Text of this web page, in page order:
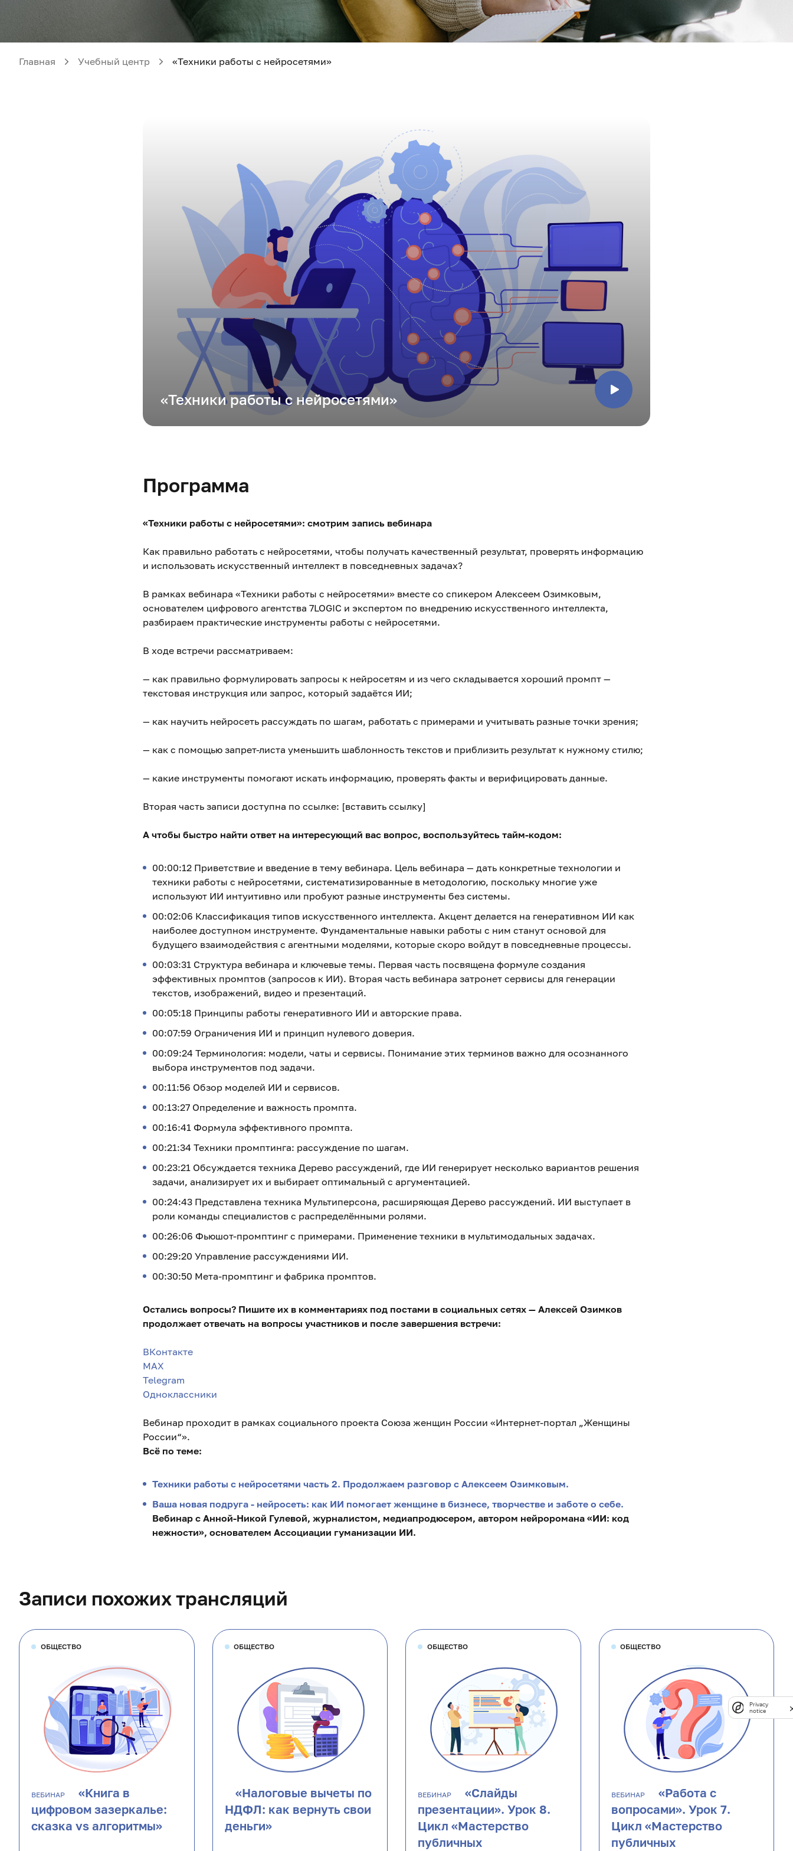
Главная Учебный центр «Техники работы с нейросетями»
«Техники работы с нейросетями»
Программа
«Техники работы с нейросетями»: смотрим запись вебинара
Как правильно работать с нейросетями, чтобы получать качественный результат, проверять информацию
и использовать искусственный интеллект в повседневных задачах?
В рамках вебинара «Техники работы с нейросетями» вместе со спикером Алексеем Озимковым,
основателем цифрового агентства 7LOGIC и экспертом по внедрению искусственного интеллекта,
разбираем практические инструменты работы с нейросетями.
В ходе встречи рассматриваем:
— как правильно формулировать запросы к нейросетям и из чего складывается хороший промпт —
текстовая инструкция или запрос, который задаётся ИИ;
— как научить нейросеть рассуждать по шагам, работать с примерами и учитывать разные точки зрения;
— как с помощью запрет-листа уменьшить шаблонность текстов и приблизить результат к нужному стилю;
— какие инструменты помогают искать информацию, проверять факты и верифицировать данные.
Вторая часть записи доступна по ссылке: [вставить ссылку]
А чтобы быстро найти ответ на интересующий вас вопрос, воспользуйтесь тайм-кодом:
00:00:12 Приветствие и введение в тему вебинара. Цель вебинара — дать конкретные технологии и
техники работы с нейросетями, систематизированные в методологию, поскольку многие уже
используют ИИ интуитивно или пробуют разные инструменты без системы.
00:02:06 Классификация типов искусственного интеллекта. Акцент делается на генеративном ИИ как
наиболее доступном инструменте. Фундаментальные навыки работы с ним станут основой для
будущего взаимодействия с агентными моделями, которые скоро войдут в повседневные процессы.
00:03:31 Структура вебинара и ключевые темы. Первая часть посвящена формуле создания
эффективных промптов (запросов к ИИ). Вторая часть вебинара затронет сервисы для генерации
текстов, изображений, видео и презентаций.
00:05:18 Принципы работы генеративного ИИ и авторские права.
00:07:59 Ограничения ИИ и принцип нулевого доверия.
00:09:24 Терминология: модели, чаты и сервисы. Понимание этих терминов важно для осознанного
выбора инструментов под задачи.
00:11:56 Обзор моделей ИИ и сервисов.
00:13:27 Определение и важность промпта.
00:16:41 Формула эффективного промпта.
00:21:34 Техники промптинга: рассуждение по шагам.
00:23:21 Обсуждается техника Дерево рассуждений, где ИИ генерирует несколько вариантов решения
задачи, анализирует их и выбирает оптимальный с аргументацией.
00:24:43 Представлена техника Мультиперсона, расширяющая Дерево рассуждений. ИИ выступает в
роли команды специалистов с распределёнными ролями.
00:26:06 Фьюшот-промптинг с примерами. Применение техники в мультимодальных задачах.
00:29:20 Управление рассуждениями ИИ.
00:30:50 Мета-промптинг и фабрика промптов.
Остались вопросы? Пишите их в комментариях под постами в социальных сетях — Алексей Озимков
продолжает отвечать на вопросы участников и после завершения встречи:
ВКонтакте
MAX
Telegram
Одноклассники
Вебинар проходит в рамках социального проекта Союза женщин России «Интернет-портал „Женщины
России“».
Всё по теме:
Техники работы с нейросетями часть 2. Продолжаем разговор с Алексеем Озимковым.
Ваша новая подруга - нейросеть: как ИИ помогает женщине в бизнесе, творчестве и заботе о себе.
Вебинар с Анной-Никой Гулевой, журналистом, медиапродюсером, автором нейроромана «ИИ: код
нежности», основателем Ассоциации гуманизации ИИ.
Записи похожих трансляций
ОБЩЕСТВО
ВЕБИНАР
«Книга в
цифровом зазеркалье:
сказка vs алгоритмы»
ОБЩЕСТВО
«Налоговые вычеты по
НДФЛ: как вернуть свои
деньги»
ОБЩЕСТВО
ВЕБИНАР
«Слайды
презентации». Урок 8.
Цикл «Мастерство
публичных
ОБЩЕСТВО
ВЕБИНАР
«Работа с
вопросами». Урок 7.
Цикл «Мастерство
публичных
Privacy
notice